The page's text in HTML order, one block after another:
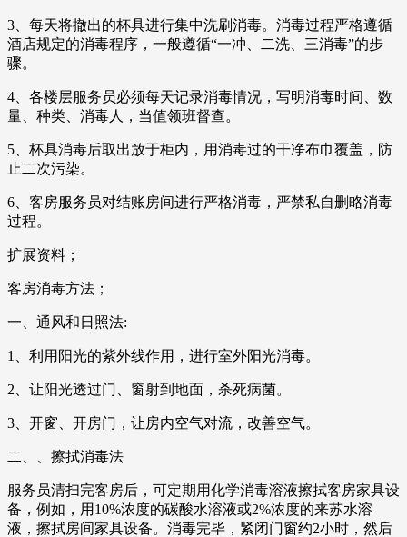
3、每天将撤出的杯具进行集中洗刷消毒。消毒过程严格遵循
酒店规定的消毒程序，一般遵循“一冲、二洗、三消毒”的步
骤。
4、各楼层服务员必须每天记录消毒情况，写明消毒时间、数
量、种类、消毒人，当值领班督查。
5、杯具消毒后取出放于柜内，用消毒过的干净布巾覆盖，防
止二次污染。
6、客房服务员对结账房间进行严格消毒，严禁私自删略消毒
过程。
扩展资料；
客房消毒方法；
一、通风和日照法:
1、利用阳光的紫外线作用，进行室外阳光消毒。
2、让阳光透过门、窗射到地面，杀死病菌。
3、开窗、开房门，让房内空气对流，改善空气。
二、、擦拭消毒法
服务员清扫完客房后，可定期用化学消毒溶液擦拭客房家具设
备，例如，用10%浓度的碳酸水溶液或2%浓度的来苏水溶
液，擦拭房间家具设备。消毒完毕，紧闭门窗约2小时，然后